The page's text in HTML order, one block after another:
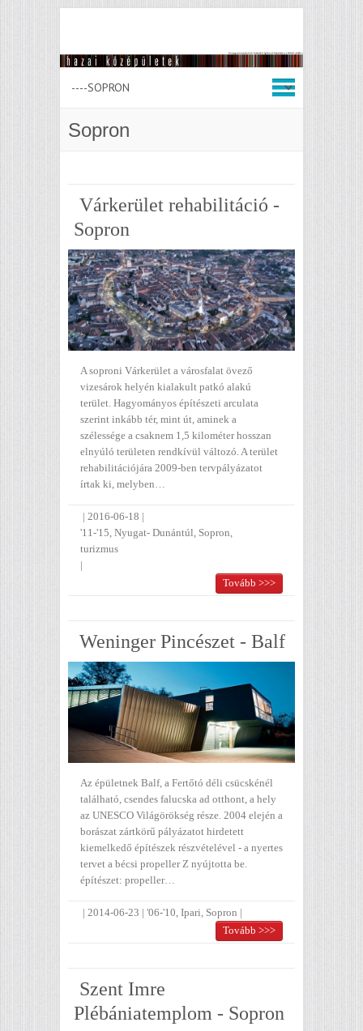
Sopron
Várkerület rehabilitáció -
Sopron
A soproni Várkerület a városfalat övező
vizesárok helyén kialakult patkó alakú
terület. Hagyományos építészeti arculata
szerint inkább tér, mint út, aminek a
szélessége a csaknem 1,5 kilométer hosszan
elnyúló területen rendkívül változó. A terület
rehabilitációjára 2009-ben tervpályázatot
írtak ki, melyben…
| 2016-06-18 |
'11-'15, Nyugat- Dunántúl, Sopron,
turizmus
|
Tovább >>>
Weninger Pincészet - Balf
Az épületnek Balf, a Fertőtó déli csücskénél
található, csendes falucska ad otthont, a hely
az UNESCO Világörökség része. 2004 elején a
borászat zártkörű pályázatot hirdetett
kiemelkedő építészek részvételével - a nyertes
tervet a bécsi propeller Z nyújtotta be.
építészet: propeller…
| 2014-06-23 | '06-'10, Ipari, Sopron |
Tovább >>>
Szent Imre
Plébániatemplom - Sopron